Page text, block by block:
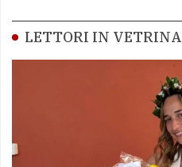
LETTORI IN VETRINA